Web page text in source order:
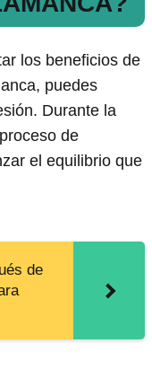
los beneficios de
puedes
Durante la
de
el equilibrio que
de